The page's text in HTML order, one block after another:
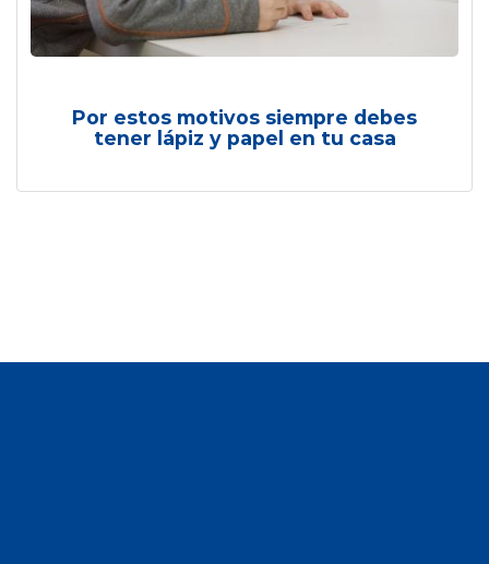
Por estos motivos siempre debes
tener lápiz y papel en tu casa